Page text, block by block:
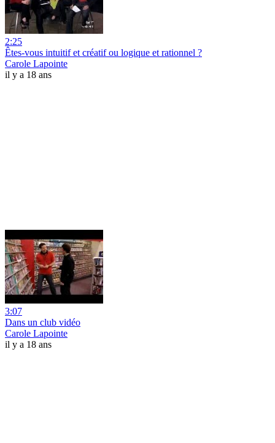
2:25
Êtes-vous intuitif et créatif ou logique et rationnel ?
Carole Lapointe
il y a 18 ans
3:07
Dans un club vidéo
Carole Lapointe
il y a 18 ans